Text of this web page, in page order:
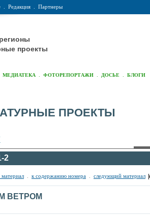
Редакция Партнеры
проекты
МЕДИАТЕКА ФОТОРЕПОРТАЖИ ДОСЬЕ БЛОГИ
ПРОЕКТЫ
2
к содержанию номера следующий материал
ВЕТРОМ